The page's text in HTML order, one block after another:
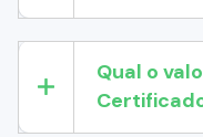
Qual o